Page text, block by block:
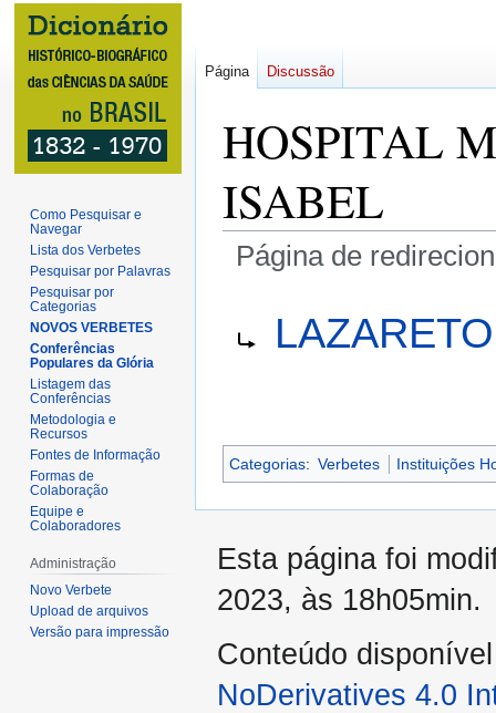
HOSPITAL
ISABEL
Página de
navegação
pesquisar
Categorias: Verbetes Instituições
Página Discussão
Como Pesquisar e
Navegar
Lista dos Verbetes
Pesquisar por Palavras
Pesquisar por
Categorias
NOVOS VERBETES
Conferências
Populares da Glória
Listagem das
Conferências
Metodologia e
Recursos
Fontes de Informação
Formas de
Colaboração
Equipe e
Colaboradores
Administração
Novo Verbete
Upload de arquivos
Versão para impressão
Esta página foi
2023, às 18h05min.
Conteúdo
NoDerivatives 4.0